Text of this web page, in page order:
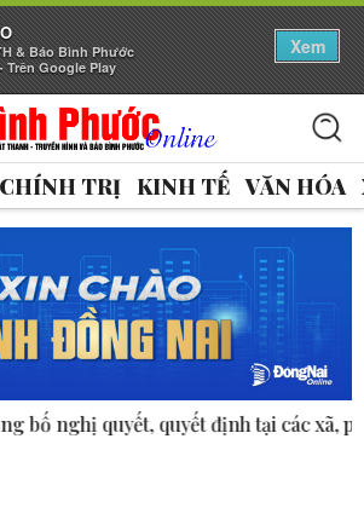
& Báo Bình Phước
Trên Google Play
Xem
CHÍNH TRỊ KINH TẾ VĂN HÓA
quyết định tại các xã, phường.